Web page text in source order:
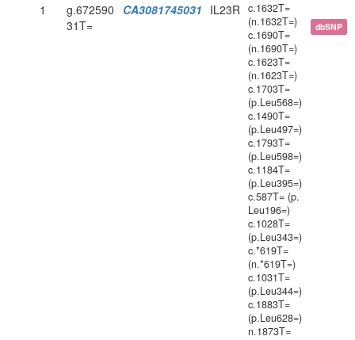
1
g.672590
31T=
CA3081745031 IL23R c.1632T=
(n.1632T=)
c.1690T=
(n.1690T=)
c.1623T=
(n.1623T=)
c.1703T=
(p.Leu568=)
c.1490T=
(p.Leu497=)
c.1793T=
(p.Leu598=)
c.1184T=
(p.Leu395=)
c.587T= (p.
Leu196=)
c.1028T=
(p.Leu343=)
c.*619T=
(n.*619T=)
c.1031T=
(p.Leu344=)
c.1883T=
(p.Leu628=)
n.1873T=
dbSNP